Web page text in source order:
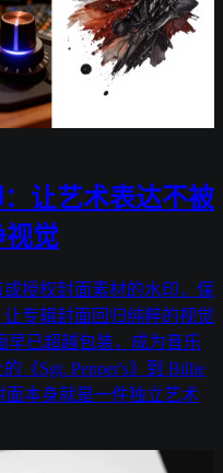
让艺术表达不被
视觉
授权封面素材的水印，保
专辑封面回归纯粹的视觉
早已超越包装，成为音乐
《Sgt. Pepper's》到 Billie
面本身就是一件独立艺术